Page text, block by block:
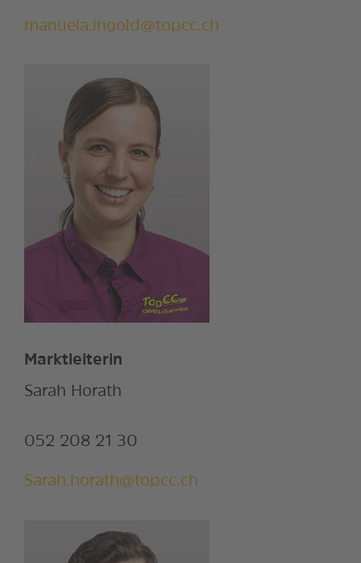
manuela.ingold@topcc.ch
Marktleiterin
Sarah Horath
052 208 21 30
Sarah.horath@topcc.ch